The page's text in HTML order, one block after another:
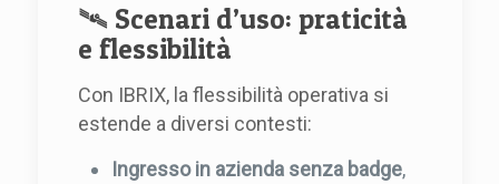
🛰️ Scenari d’uso: praticità
e flessibilità
Con IBRIX, la flessibilità operativa si
estende a diversi contesti:
Ingresso in azienda senza badge,